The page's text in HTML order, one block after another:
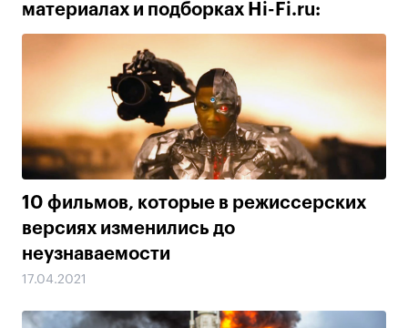
материалах и подборках Hi-Fi.ru:
10 фильмов, которые в режиссерских
версиях изменились до
неузнаваемости
17.04.2021